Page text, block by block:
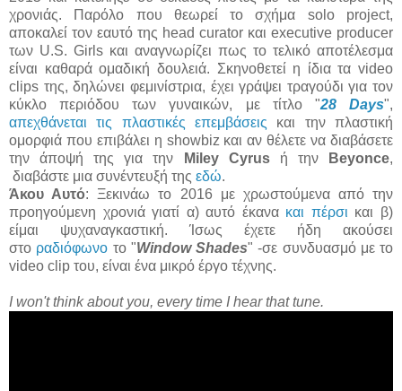
χρονιάς. Παρόλο που θεωρεί το σχήμα solo project,
αποκαλεί τον εαυτό της head curator και executive producer
των U.S. Girls και αναγνωρίζει πως το τελικό αποτέλεσμα
είναι καθαρά ομαδική δουλειά. Σκηνοθετεί η ίδια τα video
clips της, δηλώνει φεμινίστρια, έχει γράψει τραγούδι για τον
κύκλο περιόδου των γυναικών, με τίτλο "28 Days",
απεχθάνεται τις πλαστικές επεμβάσεις και την πλαστική
ομορφιά που επιβάλει η showbiz και αν θέλετε να διαβάσετε
την άποψή της για την
Miley Cyrus ή την Beyonce,
διαβάστε μια συνέντευξή της εδώ.
Άκου Αυτό: Ξεκινάω το 2016 με χρωστούμενα από την
προηγούμενη χρονιά γιατί α) αυτό έκανα και πέρσι και β)
είμαι ψυχαναγκαστική. Ίσως έχετε ήδη ακούσει
στο ραδιόφωνο το "Window Shades" -σε συνδυασμό με το
video clip του, είναι ένα μικρό έργο τέχνης.
I won't think about you, every time I hear that tune.